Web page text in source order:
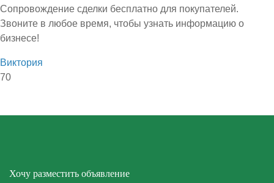
Сопровождение сделки бесплатно для покупателей.
Звоните в любое время, чтобы узнать информацию о
бизнесе!
Виктория
70
Хочу разместить объявление